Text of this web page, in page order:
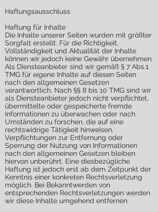
Haftungsausschluss
Haftung für Inhalte
Die Inhalte unserer Seiten wurden mit größter
Sorgfalt erstellt. Für die Richtigkeit,
Vollständigkeit und Aktualität der Inhalte
können wir jedoch keine Gewähr übernehmen.
Als Diensteanbieter sind wir gemäß § 7 Abs.1
TMG für eigene Inhalte auf diesen Seiten
nach den allgemeinen Gesetzen
verantwortlich. Nach §§ 8 bis 10 TMG sind wir
als Diensteanbieter jedoch nicht verpflichtet,
übermittelte oder gespeicherte fremde
Informationen zu überwachen oder nach
Umständen zu forschen, die auf eine
rechtswidrige Tätigkeit hinweisen.
Verpflichtungen zur Entfernung oder
Sperrung der Nutzung von Informationen
nach den allgemeinen Gesetzen bleiben
hiervon unberührt. Eine diesbezügliche
Haftung ist jedoch erst ab dem Zeitpunkt der
Kenntnis einer konkreten Rechtsverletzung
möglich. Bei Bekanntwerden von
entsprechenden Rechtsverletzungen werden
wir diese Inhalte umgehend entfernen.